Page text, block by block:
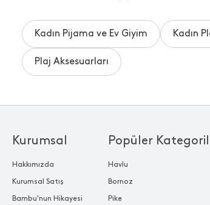
Kadın Pijama ve Ev Giyim Kadın
Plaj Aksesuarları
Popüler
Havlu
Bornoz
Pike
Kurumsal
Hakkımızda
Kurumsal Satış
Bambu'nun Hikayesi